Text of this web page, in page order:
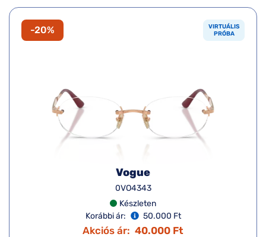
-20%
VIRTUÁLIS
PRÓBA
Vogue
0VO4343
Készleten
Korábbi ár:
50.000 Ft
Akciós ár: 40.000 Ft